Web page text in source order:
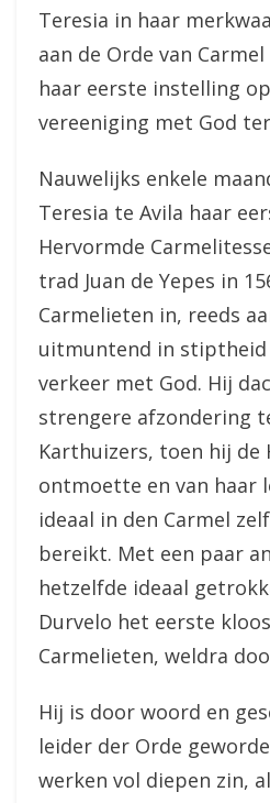
Teresia in haar
aan de Orde van
haar eerste instelling
vereeniging met God
Nauwelijks enkele
Teresia te Avila haar
Hervormde
trad Juan de Yepes in
Carmelieten in, reeds
uitmuntend in
verkeer met God. Hij
strengere afzondering
Karthuizers, toen hij de
ontmoette en van haar
ideaal in den Carmel
bereikt. Met een paar
hetzelfde ideaal
Durvelo het eerste
Carmelieten, weldra
Hij is door woord en
leider der Orde
werken vol diepen zin,